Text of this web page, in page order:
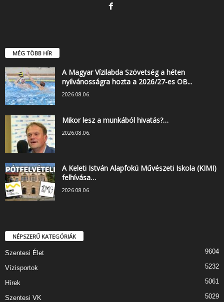
MÉG TÖBB HÍR
A Magyar Vízilabda Szövetség a héten
nyilvánosságra hozta a 2026/27-es OB...
2026.08.06.
Mikor lesz a munkából hivatás?…
2026.08.06.
A Keleti István Alapfokú Művészeti Iskola (KIMI)
felhívása…
2026.08.06.
NÉPSZERŰ KATEGÓRIÁK
Szentesi Élet 9604
Vízisportok 5232
Hírek 5061
Szentesi VK 5029